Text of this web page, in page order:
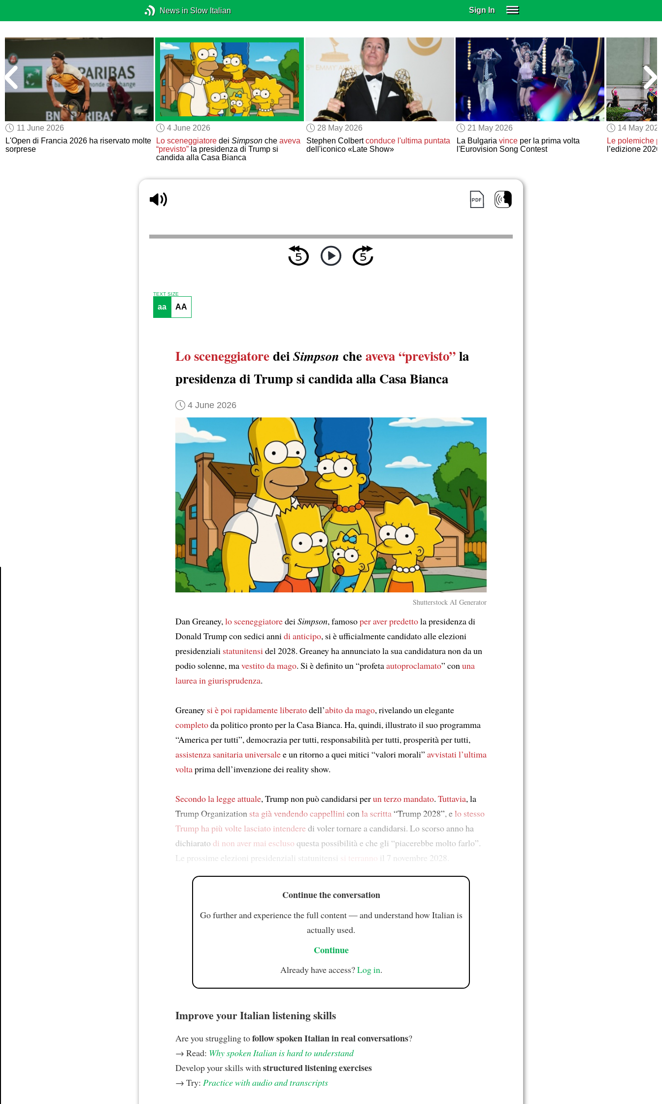
News in Slow Italian Sign In
SUBSCRIBE
EDUCATIONAL LICENSES
GIFT CARDS
OTHER LANGUAGES
ABOUT US
ALEXA
ADJUST COLORS
11 June 2026
L'Open di Francia 2026 ha riservato molte
sorprese
4 June 2026
Lo sceneggiatoredei Simpsonche aveva
“previsto”la presidenza di Trump si
candida alla Casa Bianca
28 May 2026
Stephen Colbertconduce l'ultima puntata
dell'iconico «Late Show»
21 May 2026
La Bulgaria vinceper la prima volta
l'Eurovision Song Contest
14 May
Le polemiche
l’edizione
TEXT SIZE
aa AA
Lo sceneggiatoredeiSimpson cheaveva “previsto”la
presidenza di Trump si candida alla Casa Bianca
4 June 2026
Shutterstock AI Generator
Dan Greaney,lo sceneggiatoredeiSimpson, famosoper aver predettola presidenza di
Donald Trump con sedici annidi anticipo, si è ufficialmente candidato alle elezioni
presidenziali statunitensidel 2028. Greaney ha annunciato la sua candidatura non da un
podio solenne, mavestito da mago. Si è definito un “profetaautoproclamato” conuna
laurea in giurisprudenza.
Greaney si è poi rapidamente liberatodell’abito da mago, rivelando un elegante
completoda politico pronto per la Casa Bianca. Ha, quindi, illustrato il suo programma
“America per tutti”, democrazia per tutti, responsabilità per tutti, prosperità per tutti,
assistenza sanitaria universalee un ritorno a quei mitici “valori morali” avvistati l’ultima
voltaprima dell’invenzione dei reality show.
Secondola legge attuale, Trump non può candidarsi perun terzo mandato. Tuttavia, la
Trump Organization sta già vendendocappellini conla scritta“Trump 2028”, elo stesso
Trumpha più volte lasciato intenderedi voler tornare a candidarsi. Lo scorso anno ha
dichiarato di non aver mai escluso questa possibilità e che gli “piacerebbe molto farlo”.
Le prossime elezioni presidenziali statunitensi si terranno il 7 novembre 2028.
Continue the conversation
Go further and experience the full content — and understand how Italian is
actually used.
Continue
Already have access?Log in.
Improve your Italian listening skills
Are you struggling tofollow spoken Italian in real conversations?
→ Read: Why spoken Italian is hard to understand
Develop your skills with structured listening exercises
→ Try: Practice with audio and transcripts